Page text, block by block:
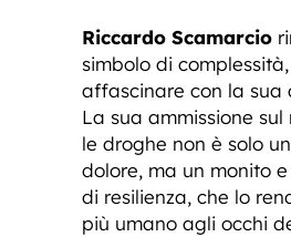
Riccardo Scamarcio
simbolo di
affascinare con la sua
La sua ammissione
le droghe non è solo
dolore, ma un monito
di resilienza, che lo
più umano agli occhi